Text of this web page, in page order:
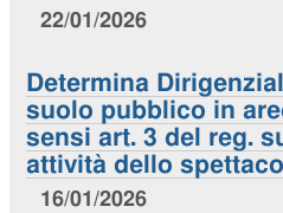
22/01/2026
Determina
suolo pubblico in
sensi art. 3 del reg.
attività dello
16/01/2026